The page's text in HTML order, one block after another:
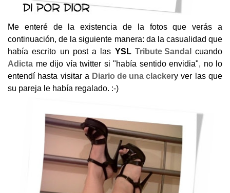
Me enteré de la existencia de la fotos que verás a
continuación, de la siguiente manera: da la casualidad que
había escrito un post a las YSL Tribute Sandal
cuando
Adicta me dijo vía twitter si "había sentido envidia", no lo
entendí hasta visitar a Diario de una clackery ver las que
su pareja le había regalado. :-)